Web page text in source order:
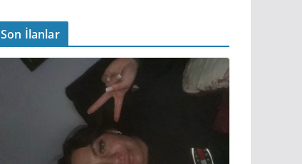
Son İlanlar